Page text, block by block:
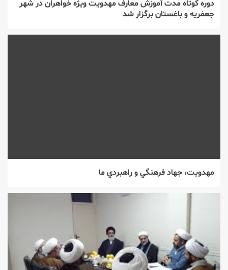
دوره كوتاه مدت آموزش معارف مهدویت ویژه خواهران در شهر
جعفریه و باغستان برگزار شد
مهدويت، جهاد فرهنگي و راهبردي ما